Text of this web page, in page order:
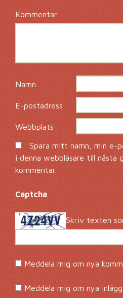
Kommentar*
Namn*
E-postadress*
Webbplats
Spara mitt namn, min e-
i denna webbläsare till nästa
kommentar.
Captcha*
Skriv texten
Meddela mig om nya
Meddela mig om nya